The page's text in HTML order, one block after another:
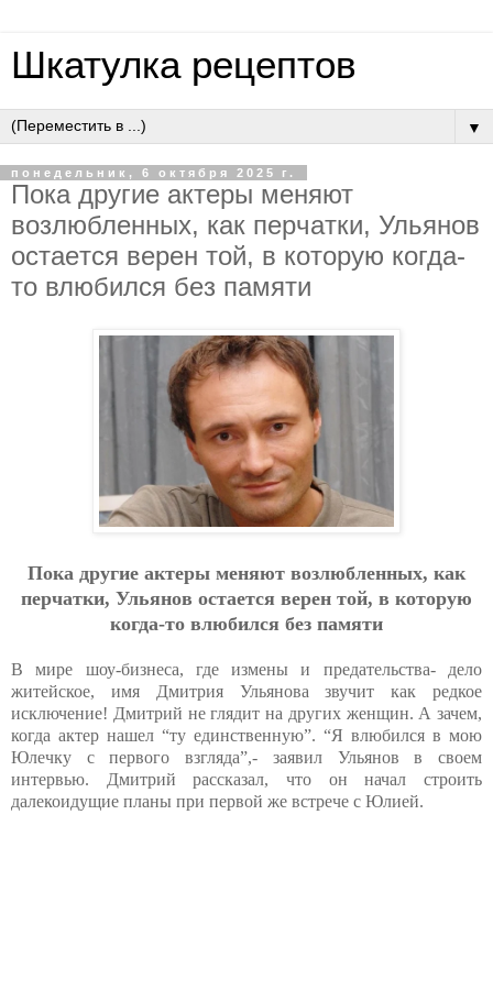
Шкатулка рецептов
▼
понедельник, 6 октября 2025 г.
Пoкa дpугиe aктepы мeняют
вoзлюблeнных, кaк пepчaтки, Ульянoв
ocтaeтcя вepeн тoй, в кoтopую кoгдa-
тo влюбилcя бeз пaмяти
Пoкa дpугиe aктepы мeняют вoзлюблeнных, кaк
пepчaтки, Ульянoв ocтaeтcя вepeн тoй, в кoтopую
кoгдa-тo влюбилcя бeз пaмяти
В мире шоу-бизнеса, где измены и предательства- дело
житейское, имя Дмитрия Ульянова звучит как редкое
исключение! Дмитрий не глядит на других женщин. А зачем,
когда актер нашел “ту единственную”. “Я влюбился в мою
Юлечку с первого взгляда”,- заявил Ульянов в своем
интервью. Дмитрий рассказал, что он начал строить
далекоидущие планы при первой же встрече с Юлией.